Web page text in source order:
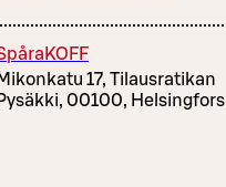
Mikonkatu 17, Tilausratikan
Pysäkki, 00100, Helsingfors